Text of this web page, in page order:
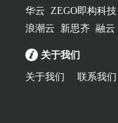
华云 ZEGO即构科技
浪潮云
新思齐 融云
关于我们
关于我们 联系我们